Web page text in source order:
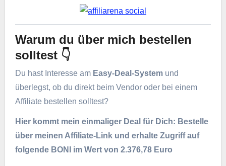
Warum du über mich bestellen
solltest 👇
Du hast Interesse am Easy-Deal-Systemund
überlegst, ob du direkt beim Vendor oder bei einem
Affiliate bestellen solltest?
Hier kommt mein einmaliger Deal für Dich: Bestelle
über meinen Affiliate-Link und erhalte Zugriff auf
folgende BONI im Wert von 2.376,78 Euro